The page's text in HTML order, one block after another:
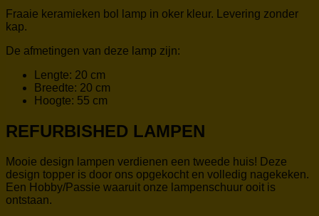
Fraaie keramieken bol lamp in oker kleur. Levering zonder
kap.
De afmetingen van deze lamp zijn:
Lengte: 20 cm
Breedte: 20 cm
Hoogte: 55 cm
REFURBISHED LAMPEN
Mooie design lampen verdienen een tweede huis! Deze
design topper is door ons opgekocht en volledig nagekeken.
Een Hobby/Passie waaruit onze lampenschuur ooit is
ontstaan.